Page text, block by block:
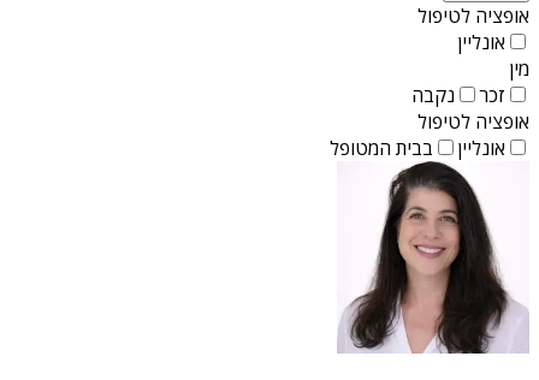
אופציה לטיפול
אונליין
מין
זכר
נקבה
אופציה לטיפול
אונליין
בבית המטופל